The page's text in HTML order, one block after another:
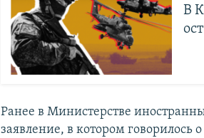
В
Ранее в Министерстве
заявление, в котором говорилось